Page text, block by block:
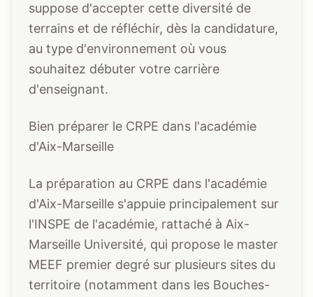
suppose d'accepter cette diversité de
terrains et de réfléchir, dès la candidature,
au type d'environnement où vous
souhaitez débuter votre carrière
d'enseignant.
Bien préparer le CRPE dans l'académie
d'Aix-Marseille
La préparation au CRPE dans l'académie
d'Aix-Marseille s'appuie principalement sur
l'INSPE de l'académie, rattaché à Aix-
Marseille Université, qui propose le master
MEEF premier degré sur plusieurs sites du
territoire (notamment dans les Bouches-